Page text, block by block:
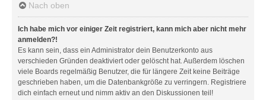
Nach oben
Ich habe mich vor einiger Zeit registriert, kann mich aber nicht mehr
anmelden?!
Es kann sein, dass ein Administrator dein Benutzerkonto aus
verschieden Gründen deaktiviert oder gelöscht hat. Außerdem löschen
viele Boards regelmäßig Benutzer, die für längere Zeit keine Beiträge
geschrieben haben, um die Datenbankgröße zu verringern. Registriere
dich einfach erneut und nimm aktiv an den Diskussionen teil!